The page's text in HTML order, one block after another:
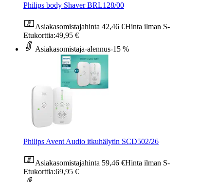
Philips body Shaver BRL128/00
Asiakasomistajahinta 42,46 €Hinta ilman S-
Etukorttia:49,95 €
Asiakasomistaja-alennus-15 %
Philips Avent Audio itkuhälytin SCD502/26
Asiakasomistajahinta 59,46 €Hinta ilman S-
Etukorttia:69,95 €